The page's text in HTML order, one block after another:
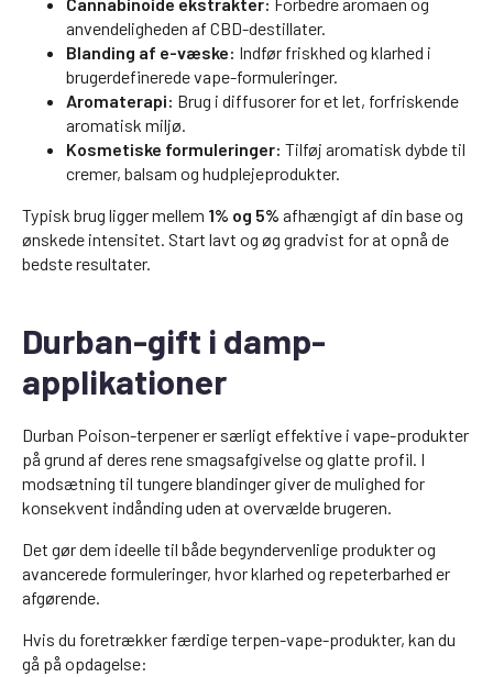
anvendeligheden af CBD-destillater.
Blanding af e-væske: Indfør friskhed og klarhed i
brugerdefinerede vape-formuleringer.
Aromaterapi: Brug i diffusorer for et let, forfriskende
aromatisk miljø.
Kosmetiske formuleringer: Tilføj aromatisk dybde til
cremer, balsam og hudplejeprodukter.
Typisk brug ligger mellem 1% og 5% afhængigt af din base og
ønskede intensitet. Start lavt og øg gradvist for at opnå de
bedste resultater.
Durban-gift i damp-
applikationer
Durban Poison-terpener er særligt effektive i vape-produkter
på grund af deres rene smagsafgivelse og glatte profil. I
modsætning til tungere blandinger giver de mulighed for
konsekvent indånding uden at overvælde brugeren.
Det gør dem ideelle til både begyndervenlige produkter og
avancerede formuleringer, hvor klarhed og repeterbarhed er
afgørende.
Hvis du foretrækker færdige terpen-vape-produkter, kan du
gå på opdagelse: